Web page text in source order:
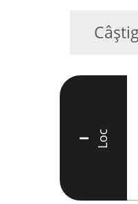
I Loc